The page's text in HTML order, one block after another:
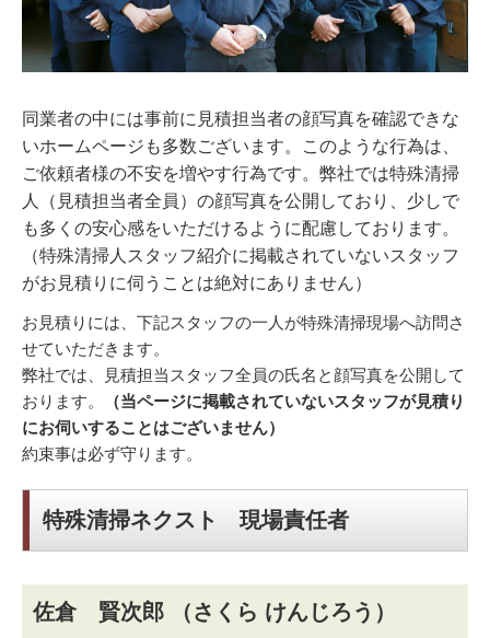
同業者の中には事前に見積担当者の顔写真を確認できな
いホームページも多数ございます。このような行為は、
ご依頼者様の不安を増やす行為です。弊社では特殊清掃
人（見積担当者全員）の顔写真を公開しており、少しで
も多くの安心感をいただけるように配慮しております。
（特殊清掃人スタッフ紹介に掲載されていないスタッフ
がお見積りに伺うことは絶対にありません）
お見積りには、下記スタッフの一人が特殊清掃現場へ訪問さ
せていただきます。
弊社では、見積担当スタッフ全員の氏名と顔写真を公開して
おります。
（当ページに掲載されていないスタッフが見積り
にお伺いすることはございません）
約束事は必ず守ります。
特殊清掃ネクスト 現場責任者
佐倉 賢次郎 （さくら けんじろう）